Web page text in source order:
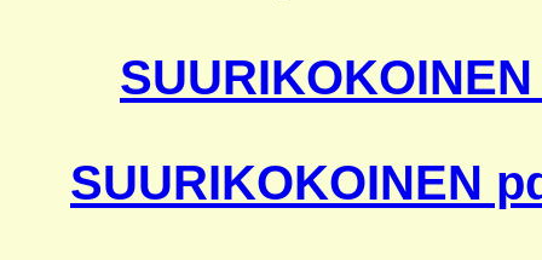
SUURIKOKOINEN